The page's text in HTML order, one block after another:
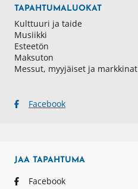
TAPAHTUMALUOKAT
Kulttuuri ja taide
Musiikki
Esteetön
Maksuton
Messut, myyjäiset ja markkinat
Facebook
JAA TAPAHTUMA
Facebook